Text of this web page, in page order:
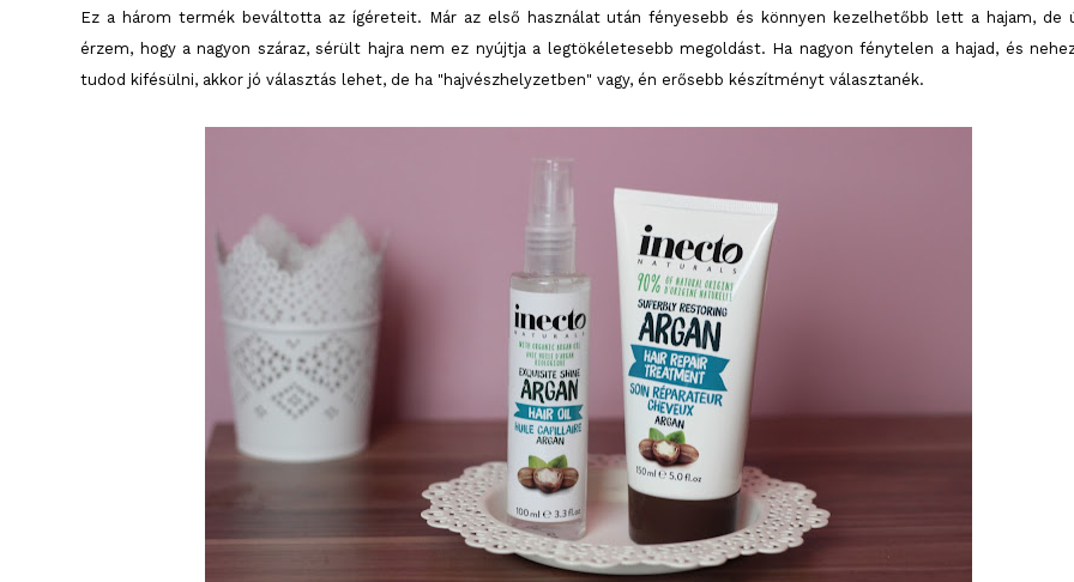
Ez a három termék beváltotta az ígéreteit. Már az első használat után fényesebb és könnyen kezelhetőbb lett a hajam, de
érzem, hogy a nagyon száraz, sérült hajra nem ez nyújtja a legtökéletesebb megoldást. Ha nagyon fénytelen a hajad, és
tudod kifésülni, akkor jó választás lehet, de ha "hajvészhelyzetben" vagy, én erősebb készítményt választanék.